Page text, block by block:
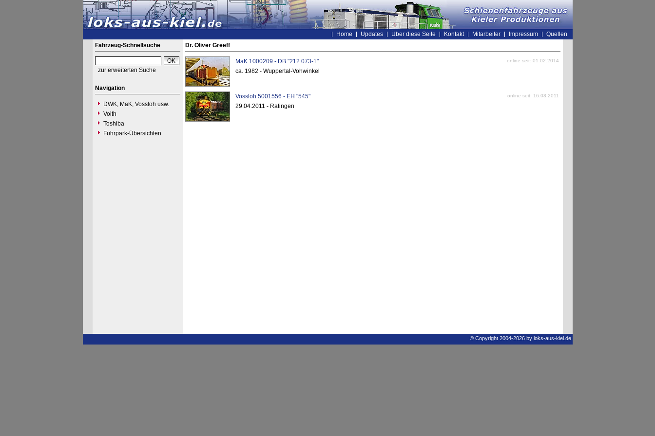
Home Updates Über diese Seite Kontakt Mitarbeiter Impressum
Quellen
Fahrzeug-Schnellsuche
zur erweiterten Suche
Navigation
DWK, MaK, Vossloh usw.
Voith
Toshiba
Fuhrpark-Übersichten
Dr. Oliver Greeff
MaK 1000209 - DB "212 073-1" online seit: 01.02.2014
ca. 1982 - Wuppertal-Vohwinkel
Vossloh 5001556 - EH "545" online seit: 16.08.2011
29.04.2011 - Ratingen
© Copyright 2004-2026 by loks-aus-kiel.de